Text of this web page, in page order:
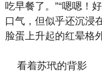
吃早餐了。”“嗯嗯！
口气，但似乎还沉浸
脸蛋上升起的红晕格
看着苏玳的背影